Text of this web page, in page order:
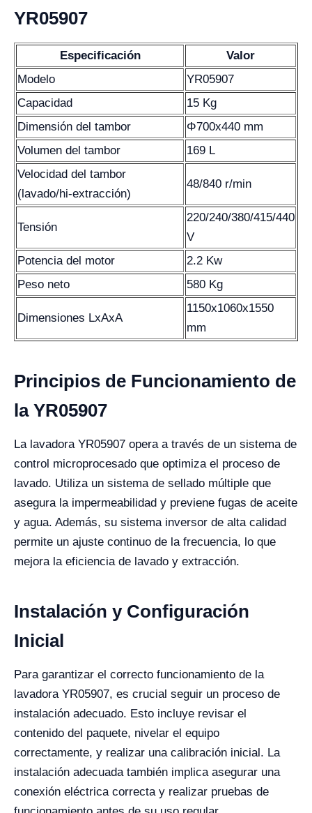
YR05907
Especificación
Valor
Modelo
YR05907
Capacidad
15 Kg
Dimensión del tambor
Φ700x440 mm
Volumen del tambor
169 L
Velocidad del tambor
(lavado/hi-extracción)
48/840 r/min
Tensión
220/240/380/415/440
V
Potencia del motor
2.2 Kw
Peso neto
580 Kg
Dimensiones LxAxA
1150x1060x1550
mm
Principios de Funcionamiento de
la YR05907
La lavadora YR05907 opera a través de un sistema de
control microprocesado que optimiza el proceso de
lavado. Utiliza un sistema de sellado múltiple que
asegura la impermeabilidad y previene fugas de aceite
y agua. Además, su sistema inversor de alta calidad
permite un ajuste continuo de la frecuencia, lo que
mejora la eficiencia de lavado y extracción.
Instalación y Configuración
Inicial
Para garantizar el correcto funcionamiento de la
lavadora YR05907, es crucial seguir un proceso de
instalación adecuado. Esto incluye revisar el
contenido del paquete, nivelar el equipo
correctamente, y realizar una calibración inicial. La
instalación adecuada también implica asegurar una
conexión eléctrica correcta y realizar pruebas de